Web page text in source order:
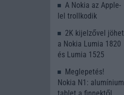
A Nokia az Apple-
lel trollkodik
2K kijelzővel jöhet
a Nokia Lumia 1820
és Lumia 1525
Meglepetés!
Nokia N1: alumínium